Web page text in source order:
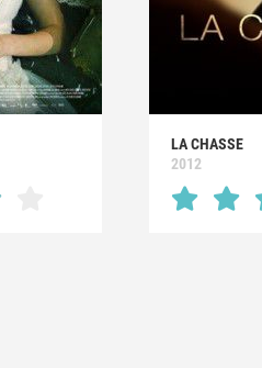
LA CHASSE
2012